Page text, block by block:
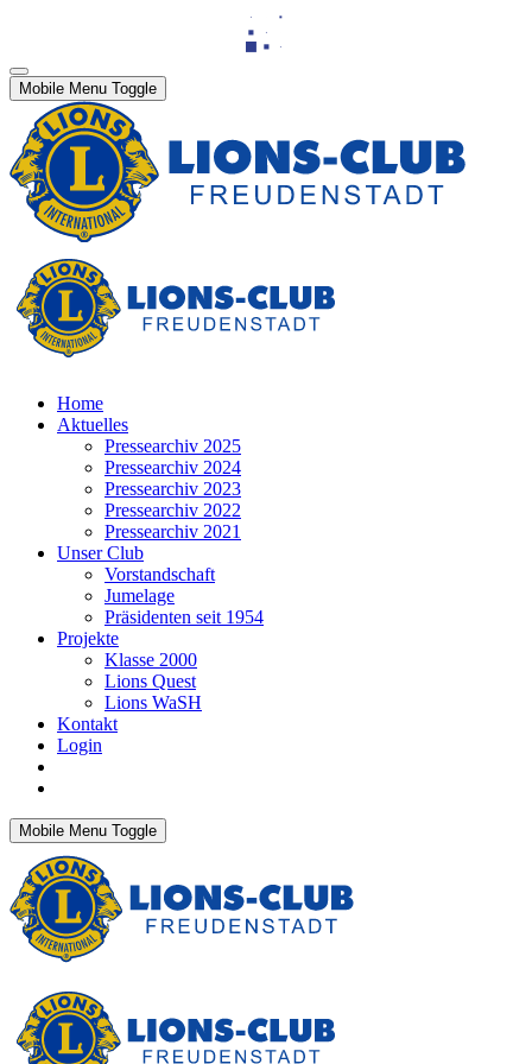
Mobile Menu Toggle
Home
Aktuelles
Pressearchiv 2025
Pressearchiv 2024
Pressearchiv 2023
Pressearchiv 2022
Pressearchiv 2021
Unser Club
Vorstandschaft
Jumelage
Präsidenten seit 1954
Projekte
Klasse 2000
Lions Quest
Lions WaSH
Kontakt
Login
Mobile Menu Toggle